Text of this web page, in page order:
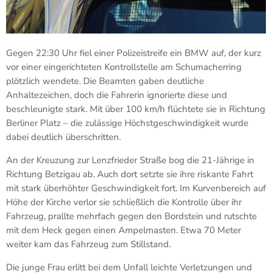
Gegen 22:30 Uhr fiel einer Polizeistreife ein BMW auf, der kurz
vor einer eingerichteten Kontrollstelle am Schumacherring
plötzlich wendete. Die Beamten gaben deutliche
Anhaltezeichen, doch die Fahrerin ignorierte diese und
beschleunigte stark. Mit über 100 km/h flüchtete sie in Richtung
Berliner Platz – die zulässige Höchstgeschwindigkeit wurde
dabei deutlich überschritten.
An der Kreuzung zur Lenzfrieder Straße bog die 21-Jährige in
Richtung Betzigau ab. Auch dort setzte sie ihre riskante Fahrt
mit stark überhöhter Geschwindigkeit fort. Im Kurvenbereich auf
Höhe der Kirche verlor sie schließlich die Kontrolle über ihr
Fahrzeug, prallte mehrfach gegen den Bordstein und rutschte
mit dem Heck gegen einen Ampelmasten. Etwa 70 Meter
weiter kam das Fahrzeug zum Stillstand.
Die junge Frau erlitt bei dem Unfall leichte Verletzungen und